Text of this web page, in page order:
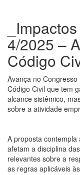
4/2025 –
Código
Avança no
Código Civil que tem
alcance sistêmico,
sobre a atividade
A proposta
afetam a disciplina
relevantes sobre a
as regras aplicáveis